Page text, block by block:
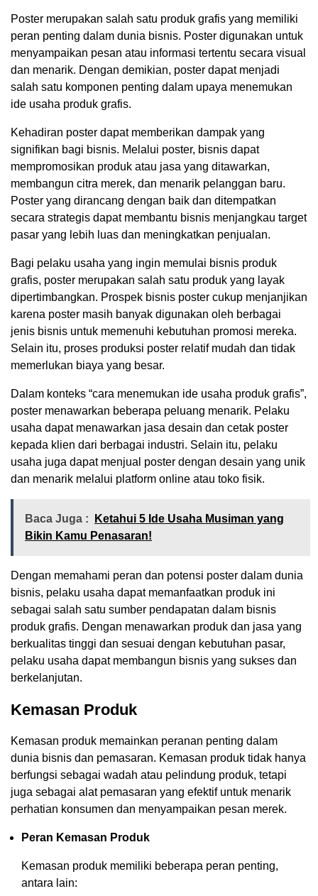
Poster merupakan salah satu produk grafis yang memiliki
peran penting dalam dunia bisnis. Poster digunakan untuk
menyampaikan pesan atau informasi tertentu secara visual
dan menarik. Dengan demikian, poster dapat menjadi
salah satu komponen penting dalam upaya menemukan
ide usaha produk grafis.
Kehadiran poster dapat memberikan dampak yang
signifikan bagi bisnis. Melalui poster, bisnis dapat
mempromosikan produk atau jasa yang ditawarkan,
membangun citra merek, dan menarik pelanggan baru.
Poster yang dirancang dengan baik dan ditempatkan
secara strategis dapat membantu bisnis menjangkau target
pasar yang lebih luas dan meningkatkan penjualan.
Bagi pelaku usaha yang ingin memulai bisnis produk
grafis, poster merupakan salah satu produk yang layak
dipertimbangkan. Prospek bisnis poster cukup menjanjikan
karena poster masih banyak digunakan oleh berbagai
jenis bisnis untuk memenuhi kebutuhan promosi mereka.
Selain itu, proses produksi poster relatif mudah dan tidak
memerlukan biaya yang besar.
Dalam konteks “cara menemukan ide usaha produk grafis”,
poster menawarkan beberapa peluang menarik. Pelaku
usaha dapat menawarkan jasa desain dan cetak poster
kepada klien dari berbagai industri. Selain itu, pelaku
usaha juga dapat menjual poster dengan desain yang unik
dan menarik melalui platform online atau toko fisik.
Baca Juga :
Ketahui 5 Ide Usaha Musiman yang
Bikin Kamu Penasaran!
Dengan memahami peran dan potensi poster dalam dunia
bisnis, pelaku usaha dapat memanfaatkan produk ini
sebagai salah satu sumber pendapatan dalam bisnis
produk grafis. Dengan menawarkan produk dan jasa yang
berkualitas tinggi dan sesuai dengan kebutuhan pasar,
pelaku usaha dapat membangun bisnis yang sukses dan
berkelanjutan.
Kemasan Produk
Kemasan produk memainkan peranan penting dalam
dunia bisnis dan pemasaran. Kemasan produk tidak hanya
berfungsi sebagai wadah atau pelindung produk, tetapi
juga sebagai alat pemasaran yang efektif untuk menarik
perhatian konsumen dan menyampaikan pesan merek.
Peran Kemasan Produk
Kemasan produk memiliki beberapa peran penting,
antara lain: